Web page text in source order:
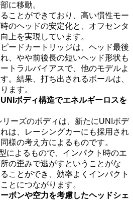
に移動。
ことができており、高い慣性モー
のヘッドの安定化と、オフセンタ
上を実現しています。
ードカートリッジは、ヘッド最後
、やや前後長の短いヘッド形状も
トラルバイアスで、他のモデルよ
。結果、打ち出されるボールは、
ます。
ボディ構造でエネルギーロスを
ーズのボディは、新たにUNIボデ
は、レーシングカーにも採用され
様の考え方によるものです。
によるもので、インパクト時のエ
の歪みで逃がすということがな
ことができ、効率よくインパクト
とにつながります。
ボンや空力を考慮したヘッドシェ